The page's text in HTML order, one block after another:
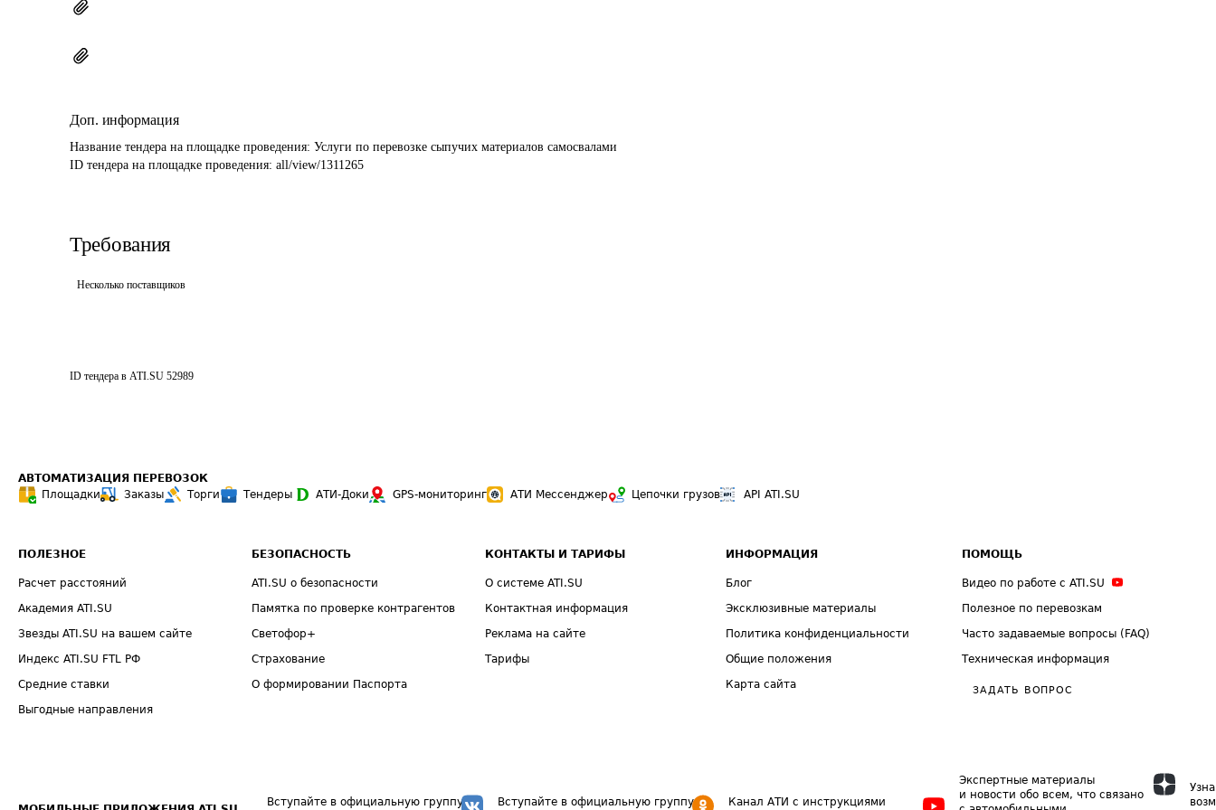
Доп. информация
Название тендера на площадке проведения: Услуги по перевозке сыпучих материалов самосвалами
ID тендера на площадке проведения: all/view/1311265
Требования
Несколько поставщиков
ID тендера в ATI.SU 52989
АВТОМАТИЗАЦИЯ ПЕРЕВОЗОК
Площадки
Заказы Торги Тендеры АТИ-Доки GPS-мониторинг АТИ Мессенджер Цепочки грузов API ATI.SU
ПОЛЕЗНОЕ
Расчет расстояний
Академия ATI.SU
Звезды ATI.SU на вашем сайте
Индекс ATI.SU FTL РФ
Средние ставки
Выгодные направления
БЕЗОПАСНОСТЬ
ATI.SU о безопасности
Памятка по проверке контрагентов
Светофор+
Страхование
О формировании Паспорта
КОНТАКТЫ И ТАРИФЫ
О системе ATI.SU
Контактная информация
Реклама на сайте
Тарифы
ИНФОРМАЦИЯ
Блог
Эксклюзивные материалы
Политика конфиденциальности
Общие положения
Карта сайта
ПОМОЩЬ
Видео по работе с ATI.SU
Полезное по перевозкам
Часто задаваемые вопросы (FAQ)
Техническая информация
ЗАДАТЬ ВОПРОС
Вступайте в официальную группу Вступайте в официальную группу Канал АТИ с инструкциями
Экспертные материалы
и новости обо всем, что связано